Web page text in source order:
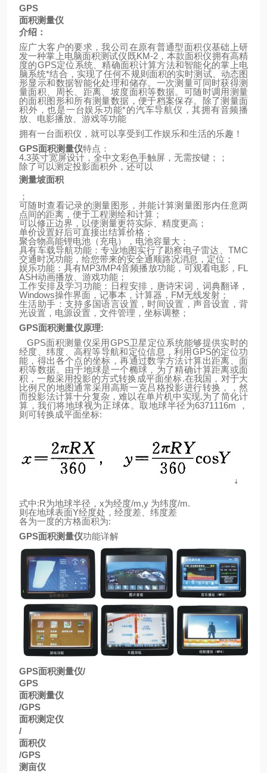
GPS
面积测量仪
介绍：
应广大客户的要求，我公司在原有普通型面积仪基础上研
发一种掌上电脑面积测试仪既KM-2，本款面积仪拥有高精
度的GPS定位系统、精确面积计算方法和智能化的掌上电
脑系统*结合，实现了任何不规则面积的实时测试、动态图
形显示和数据智能化处理和储存。一次测量可同时获得测
量面积、周长、距离、坡度面积等数据。可随时调用测量
的面积图形和所有测量数据，便于档案保存。除了测量面
积外，也是一台娱乐功能*的汽车导航仪，其拥有音频播
放、电影播放、游戏等功能
拥有一台面积仪，就可以享受到工作娱乐和生活的乐趣！
GPS面积测量仪特点：
4.3英寸宽屏设计，全中文彩色手触屏，无需按键；；
除了可以测定投影面积外，还可以
测量坡面积
；
可随时查看记录的测量图形，并能计算测量图形内任意两
点间的距离，便于工程测绘和计算；
可以修正边界，以使测量更符实际、精度更高；
单价设置好后可直接出结算价格；
聚合物高能锂电池（充电），电池容量大；
具有车载导航功能：专业地图实行了勘察电子雷达、 TMC
交通时况功能，给您带来的安全通顺路况消息，定位；
娱乐功能：具有MP3/MP4音频播放功能，可观看电影， FL
ASH动画播放、游戏功能；
工作安排及学习功能：日程安排，唐诗宋词，词典翻译，
Windows操作界面，记事本，计算器， FM无线发射；
生活助手：支持多国语言设置，时间设置，声音设置，背
光设置，电源设置，文件管理，坐标调整；
GPS面积测量仪原理:
GPS面积测量仪采用GPS卫星定位系统能够提供实时的
经度、纬度、高程等导航和定位信息，利用GPS的定位功
能，得出各个点的坐标，再通过数学方法计算出距离、面
积等数据。由于地球是一个椭球，为了精确计算距离或面
积，一般采用投影的方式转换成平面坐标.在我国，对于大
比例尺的地图通常采用高斯一克吕格投影进行转换，，然
而投影法计算十分复杂，难以在单片机中实现.为了简化计
算，我们将地球视为正球体。取地球半径为6371116m
，
则可转换成平面坐标:
式中:R为地球半径， x为经度/m,y 为纬度/m.
则 在地球表面Y经度处，经度差、纬度差
各为一度的方格面积为:
GPS面积测量仪功能详解
GPS面积测量仪/
GPS
面积测量仪
/GPS
面积测定仪
/
面积仪
/GPS
测亩仪